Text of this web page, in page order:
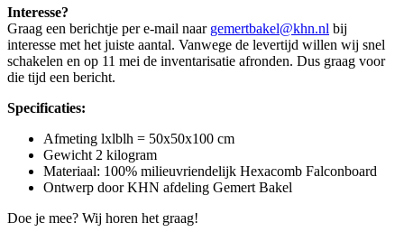
Interesse?
Graag een berichtje per e-mail naar gemertbakel@khn.nl bij
interesse met het juiste aantal. Vanwege de levertijd willen wij snel
schakelen en op 11 mei de inventarisatie afronden. Dus graag voor
die tijd een bericht.
Specificaties:
Afmeting lxlblh = 50x50x100 cm
Gewicht 2 kilogram
Materiaal: 100% milieuvriendelijk Hexacomb Falconboard
Ontwerp door KHN afdeling Gemert Bakel
Doe je mee? Wij horen het graag!